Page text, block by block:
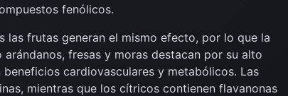
fenólicos.
frutas generan el mismo efecto, por lo que la
fresas y moras destacan por su alto
cardiovasculares y metabólicos. Las
mientras que los cítricos contienen flavanonas